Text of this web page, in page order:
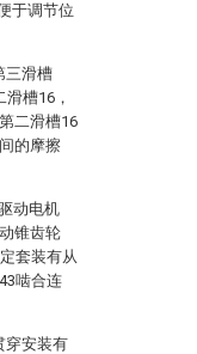
于调节位
三滑槽
槽16，
二滑槽16
的摩擦
动电机
锥齿轮
套装有从
啮合连
穿安装有